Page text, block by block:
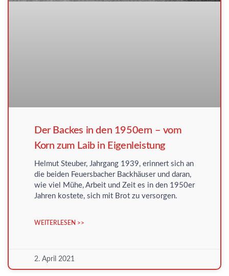
Der Backes in den 1950ern – vom
Korn zum Laib in Eigenleistung
Helmut Steuber, Jahrgang 1939, erinnert sich an
die beiden Feuersbacher Backhäuser und daran,
wie viel Mühe, Arbeit und Zeit es in den 1950er
Jahren kostete, sich mit Brot zu versorgen.
WEITERLESEN >>
2. April 2021